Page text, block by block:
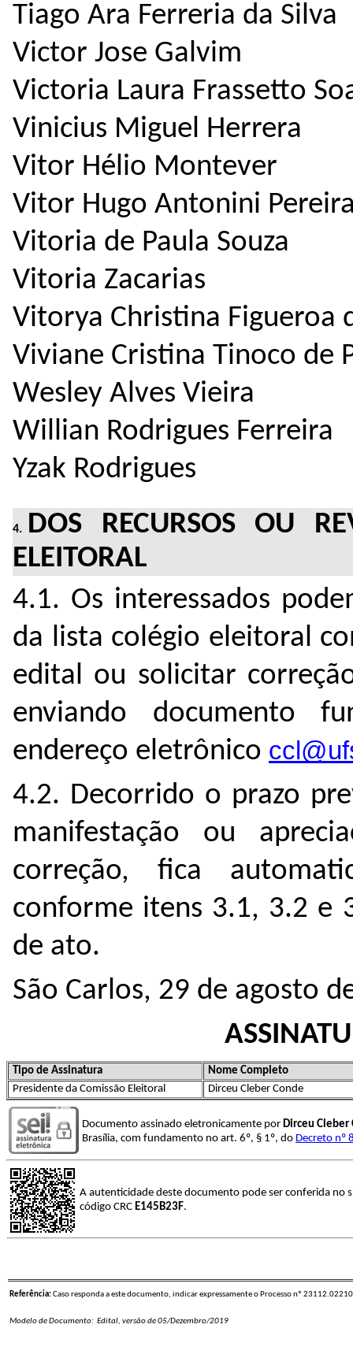
Tiago Ara Ferreria da Silva
Victor Jose Galvim
Victoria Laura Frassetto
Vinicius Miguel Herrera
Vitor Hélio Montever
Vitor Hugo Antonini
Vitoria de Paula Souza
Vitoria Zacarias
Vitorya Christina Figueroa
Viviane Cristina Tinoco de
Wesley Alves Vieira
Willian Rodrigues Ferreira
Yzak Rodrigues
DOS RECURSOS OU
ELEITORAL
4.1. Os interessados
da lista colégio eleitoral
edital ou solicitar
enviando documento
endereço eletrônico
4.2. Decorrido o prazo
manifestação ou
correção, fica
conforme itens 3.1, 3.2 e
de ato.
São Carlos, 29 de agosto
Tipo de Assinatura
Nome Completo
Presidente da Comissão Eleitoral
Dirceu Cleber Conde
Documento assinado eletronicamente por Dirceu Cleber
Brasília, com fundamento no art. 6º, § 1º, do Decreto nº
A autenticidade deste documento pode ser conferida no
código CRC E145B23F.
Referência:Caso responda a este documento, indicar expressamente o Processo nº
Modelo de Documento: Edital, versão de 05/Dezembro/2019